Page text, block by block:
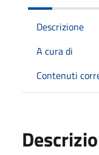
Descrizione
A cura di
Contenuti